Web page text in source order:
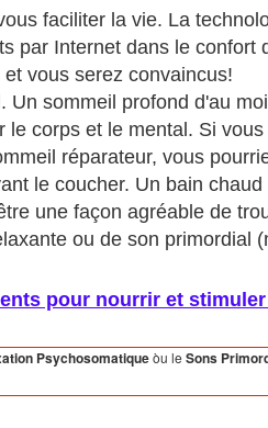
faciliter la vie. La
par Internet dans le confort
vous serez convaincus!
l. Un sommeil profond d'au
le corps et le mental. Si
réparateur, vous
le coucher. Un bain
une façon agréable de
ou de son primordial
pour nourrir et
Psychosomatiqueòu le Sons